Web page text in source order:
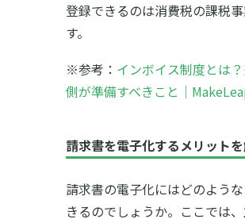
登録できるのは消費税の課税
す。
※参考： インボイス制度とは
側が準備すべきこと｜
請求書を電子化するメリット
請求書の電子化にはどのよう
きるのでしょうか。ここでは